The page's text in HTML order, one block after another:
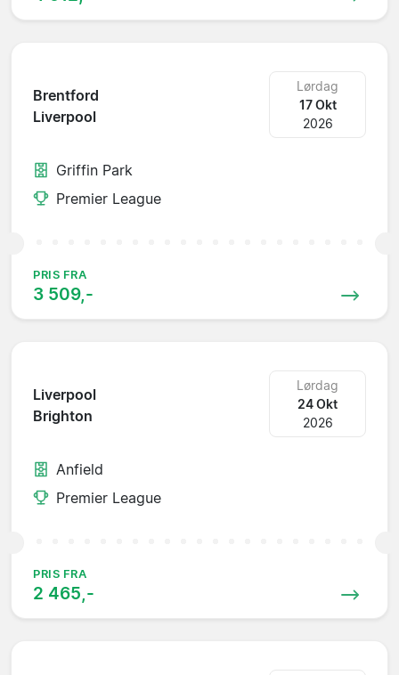
Brentford
Liverpool
Lørdag
17 Okt
2026
Griffin Park
Premier League
PRIS FRA
3 509,-
Liverpool
Brighton
Lørdag
24 Okt
2026
Anfield
Premier League
PRIS FRA
2 465,-